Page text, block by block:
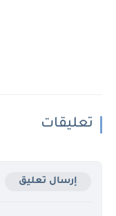
تعليقات
إرسال تعليق